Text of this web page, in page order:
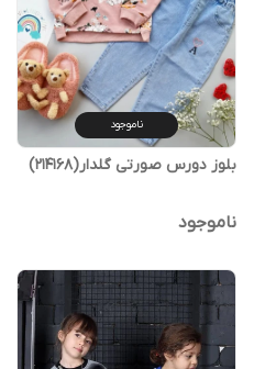
ناموجود
بلوز دورس صورتی گلدار(214168)
ناموجود